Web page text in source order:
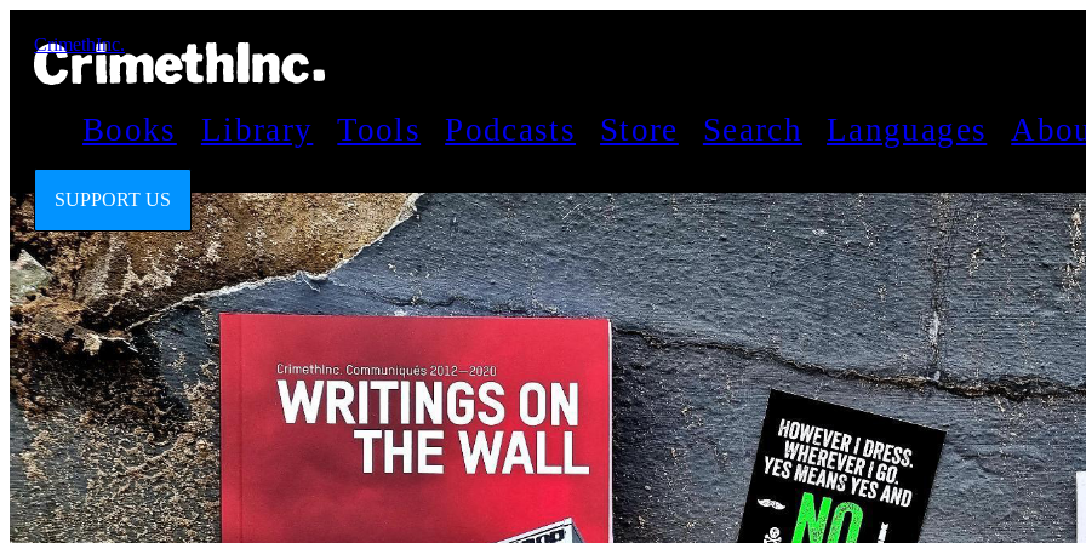
CrimethInc.
Books Library Tools Podcasts Store Search Languages
SUPPORT US